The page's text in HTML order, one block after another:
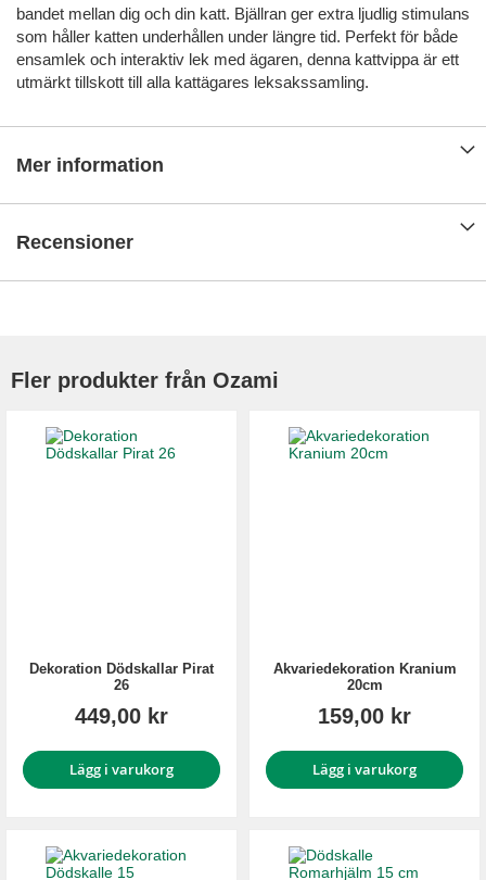
bandet mellan dig och din katt. Bjällran ger extra ljudlig stimulans
som håller katten underhållen under längre tid. Perfekt för både
ensamlek och interaktiv lek med ägaren, denna kattvippa är ett
utmärkt tillskott till alla kattägares leksakssamling.
Mer information
Recensioner
Fler produkter från Ozami
Dekoration Dödskallar Pirat
26
449,00 kr
Lägg i varukorg
Akvariedekoration Kranium
20cm
159,00 kr
Lägg i varukorg